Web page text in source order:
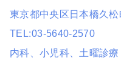
東京都中央区日本橋久松
TEL 03-5640-2570
内科、小児科、土曜診療